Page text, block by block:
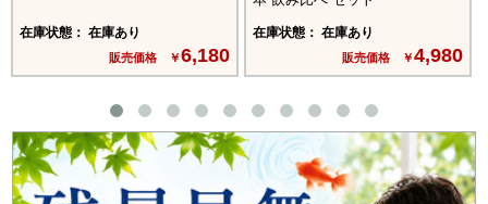
在庫状態： 在庫あり
販売価格 ￥6,180
在庫状態： 在庫あり
販売価格 ￥4,980